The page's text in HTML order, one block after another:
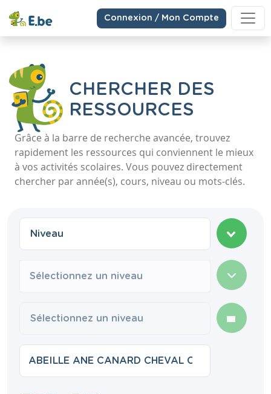
Connexion / Mon Compte
CHERCHER DES
RESSOURCES
Grâce à la barre de recherche avancée, trouvez
rapidement les ressources qui conviennent le mieux
à vos activités scolaires. Vous pouvez directement
chercher par année(s), cours, niveau ou mots-clés.
Sélectionnez un niveau